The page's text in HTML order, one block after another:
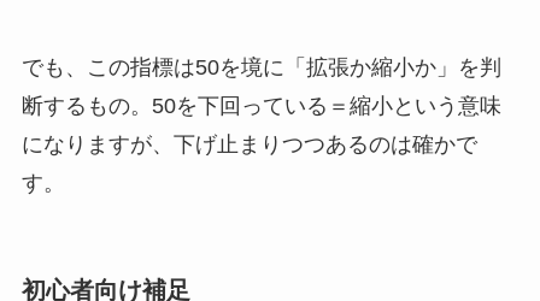
でも、この指標は50を境に「拡張か縮小か」を判
断するもの。50を下回っている＝縮小という意味
になりますが、下げ止まりつつあるのは確かで
す。
初心者向け補足